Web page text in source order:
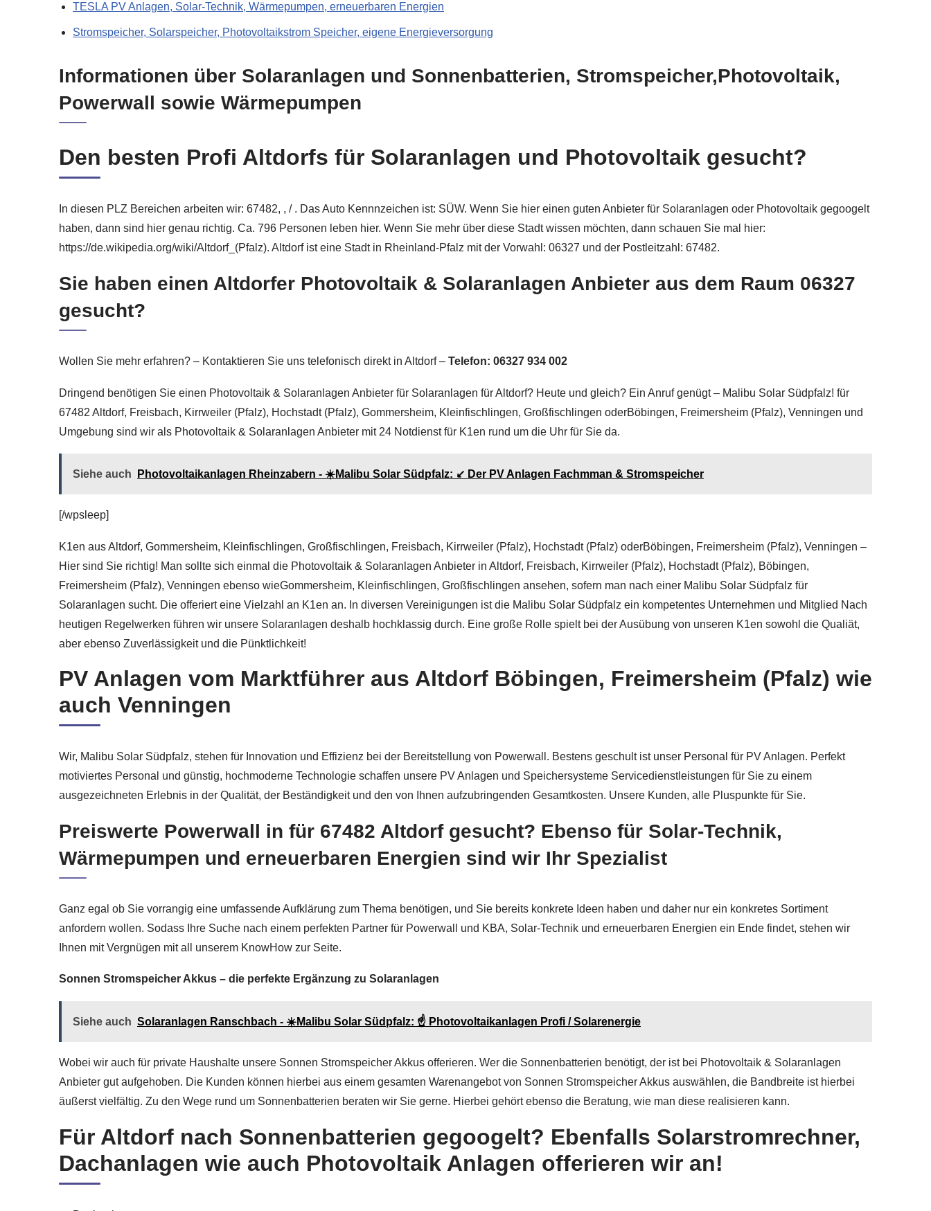
TESLA PV Anlagen, Solar-Technik, Wärmepumpen, erneuerbaren Energien
Stromspeicher, Solarspeicher, Photovoltaikstrom Speicher, eigene Energieversorgung
Informationen über Solaranlagen und Sonnenbatterien, Stromspeicher,Photovoltaik,
Powerwall sowie Wärmepumpen
Den besten Profi Altdorfs für Solaranlagen und Photovoltaik gesucht?
In diesen PLZ Bereichen arbeiten wir: 67482, , / . Das Auto Kennnzeichen ist: SÜW. Wenn Sie hier einen guten Anbieter für Solaranlagen oder Photovoltaik gegoogelt
haben, dann sind hier genau richtig. Ca. 796 Personen leben hier. Wenn Sie mehr über diese Stadt wissen möchten, dann schauen Sie mal hier:
https://de.wikipedia.org/wiki/Altdorf_(Pfalz). Altdorf ist eine Stadt in Rheinland-Pfalz mit der Vorwahl: 06327 und der Postleitzahl: 67482.
Sie haben einen Altdorfer Photovoltaik & Solaranlagen Anbieter aus dem Raum 06327
gesucht?
Wollen Sie mehr erfahren? – Kontaktieren Sie uns telefonisch direkt in Altdorf – Telefon: 06327 934 002
Dringend benötigen Sie einen Photovoltaik & Solaranlagen Anbieter für Solaranlagen für Altdorf? Heute und gleich? Ein Anruf genügt – Malibu Solar Südpfalz! für
67482 Altdorf, Freisbach, Kirrweiler (Pfalz), Hochstadt (Pfalz), Gommersheim, Kleinfischlingen, Großfischlingen oderBöbingen, Freimersheim (Pfalz), Venningen und
Umgebung sind wir als Photovoltaik & Solaranlagen Anbieter mit 24 Notdienst für K1en rund um die Uhr für Sie da.
Siehe auch Photovoltaikanlagen Rheinzabern - ☀️Malibu Solar Südpfalz: ↙️ Der PV Anlagen Fachmman & Stromspeicher
[/wpsleep]
K1en aus Altdorf, Gommersheim, Kleinfischlingen, Großfischlingen, Freisbach, Kirrweiler (Pfalz), Hochstadt (Pfalz) oderBöbingen, Freimersheim (Pfalz), Venningen –
Hier sind Sie richtig! Man sollte sich einmal die Photovoltaik & Solaranlagen Anbieter in Altdorf, Freisbach, Kirrweiler (Pfalz), Hochstadt (Pfalz), Böbingen,
Freimersheim (Pfalz), Venningen ebenso wieGommersheim, Kleinfischlingen, Großfischlingen ansehen, sofern man nach einer Malibu Solar Südpfalz für
Solaranlagen sucht. Die offeriert eine Vielzahl an K1en an. In diversen Vereinigungen ist die Malibu Solar Südpfalz ein kompetentes Unternehmen und Mitglied Nach
heutigen Regelwerken führen wir unsere Solaranlagen deshalb hochklassig durch. Eine große Rolle spielt bei der Ausübung von unseren K1en sowohl die Qualiät,
aber ebenso Zuverlässigkeit und die Pünktlichkeit!
PV Anlagen vom Marktführer aus Altdorf Böbingen, Freimersheim (Pfalz) wie
auch Venningen
Wir, Malibu Solar Südpfalz, stehen für Innovation und Effizienz bei der Bereitstellung von Powerwall. Bestens geschult ist unser Personal für PV Anlagen. Perfekt
motiviertes Personal und günstig, hochmoderne Technologie schaffen unsere PV Anlagen und Speichersysteme Servicedienstleistungen für Sie zu einem
ausgezeichneten Erlebnis in der Qualität, der Beständigkeit und den von Ihnen aufzubringenden Gesamtkosten. Unsere Kunden, alle Pluspunkte für Sie.
Preiswerte Powerwall in für 67482 Altdorf gesucht? Ebenso für Solar-Technik,
Wärmepumpen und erneuerbaren Energien sind wir Ihr Spezialist
Ganz egal ob Sie vorrangig eine umfassende Aufklärung zum Thema benötigen, und Sie bereits konkrete Ideen haben und daher nur ein konkretes Sortiment
anfordern wollen. Sodass Ihre Suche nach einem perfekten Partner für Powerwall und KBA, Solar-Technik und erneuerbaren Energien ein Ende findet, stehen wir
Ihnen mit Vergnügen mit all unserem KnowHow zur Seite.
Sonnen Stromspeicher Akkus – die perfekte Ergänzung zu Solaranlagen
Siehe auch Solaranlagen Ranschbach - ☀️Malibu Solar Südpfalz: ☝️ Photovoltaikanlagen Profi / Solarenergie
Wobei wir auch für private Haushalte unsere Sonnen Stromspeicher Akkus offerieren. Wer die Sonnenbatterien benötigt, der ist bei Photovoltaik & Solaranlagen
Anbieter gut aufgehoben. Die Kunden können hierbei aus einem gesamten Warenangebot von Sonnen Stromspeicher Akkus auswählen, die Bandbreite ist hierbei
äußerst vielfältig. Zu den Wege rund um Sonnenbatterien beraten wir Sie gerne. Hierbei gehört ebenso die Beratung, wie man diese realisieren kann.
Für Altdorf nach Sonnenbatterien gegoogelt? Ebenfalls Solarstromrechner,
Dachanlagen wie auch Photovoltaik Anlagen offerieren wir an!